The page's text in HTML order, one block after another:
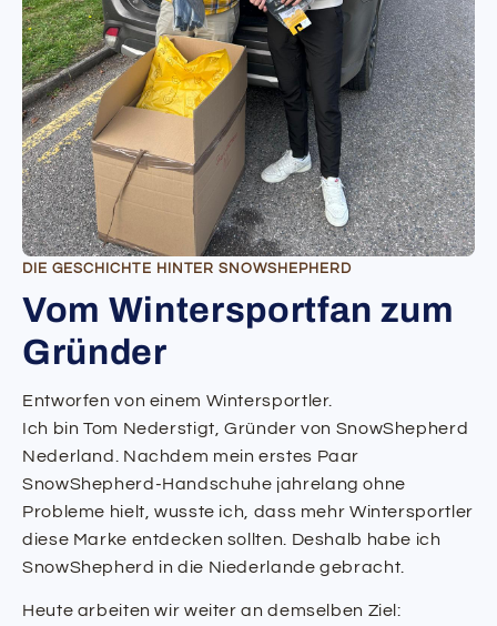
DIE GESCHICHTE HINTER SNOWSHEPHERD
Vom Wintersportfan zum
Gründer
Entworfen von einem Wintersportler.
Ich bin Tom Nederstigt, Gründer von SnowShepherd
Nederland. Nachdem mein erstes Paar
SnowShepherd-Handschuhe jahrelang ohne
Probleme hielt, wusste ich, dass mehr Wintersportler
diese Marke entdecken sollten. Deshalb habe ich
SnowShepherd in die Niederlande gebracht.
Heute arbeiten wir weiter an demselben Ziel: